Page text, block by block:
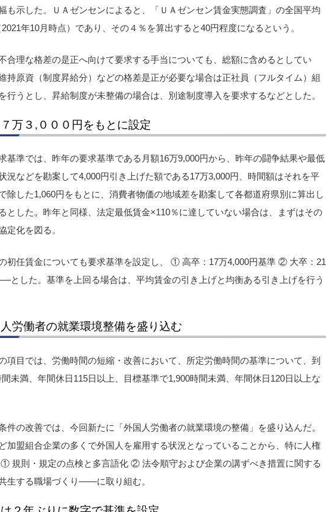
も示した。ＵＡゼンセンによると、「ＵＡゼンセン賃金実態調査」の全国平均
年10月時点）であり、その４％を算出すると40円程度になるという。
合理な格差の是正へ向けて要求する手当についても、総額に含めるとしてい
持原資（制度昇給分）などの格差是正が必要な場合は正社員（フルタイム）組
行うとし、昇給制度が未整備の場合は、別途制度導入を要求するなどとした。
万３,０００円をもとに設定
基準では、昨年の要求基準である月額16万9,000円から、昨年の闘争結果や最低
況などを勘案して4,000円引き上げた額である17万3,000円、時間額はそれを平
除した1,060円をもとに、消費者物価の地域差を勘案して各都道府県別に算出し
とした。昨年と同様、法定最低賃金×110％に達していない場合は、まずはその
定化を図る。
初任賃金についても要求基準を設定し、 ① 高卒：17万4,000円基準 ② 大卒：21
とした。基準を上回る場合は、平均賃金の引き上げと均衡ある引き上げを行う
労働者の就業環境整備を盛り込む
項目では、労働時間の短縮・改善において、所定労働時間の基準について、到
未満、年間休日115日以上、目標基準で1,900時間未満、年間休日120日以上な
件の改善では、今回新たに「外国人労働者の就業環境の整備」を盛り込んだ。
加盟組合企業の多くで外国人を雇用する状況となっていることから、特に人権
規則・規定の点検と多言語化 ② 法令順守および企業の講ずべき措置に関する
生する職場づくり――に取り組む。